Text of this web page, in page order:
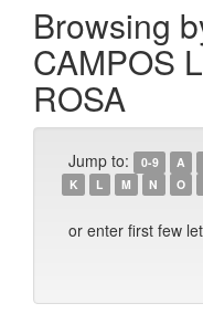
Browsing
CAMPOS
ROSA
Jump to: 0-9 A
K
L M N O
or enter first few